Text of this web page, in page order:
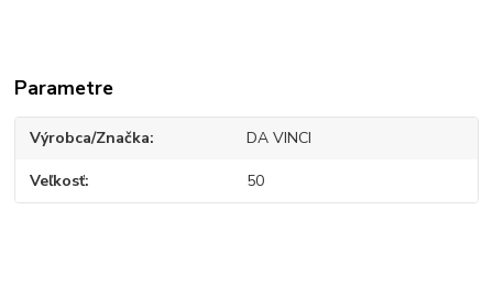
Parametre
Výrobca/Značka DA VINCI
Veľkosť 50